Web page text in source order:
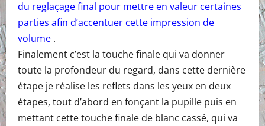
du reglaçage final pour mettre en valeur certaines
parties afin d’accentuer cette impression de
volume .
Finalement c’est la touche finale qui va donner
toute la profondeur du regard, dans cette dernière
étape je réalise les reflets dans les yeux en deux
étapes, tout d’abord en fonçant la pupille puis en
mettant cette touche finale de blanc cassé, qui va